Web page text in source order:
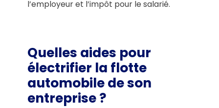
l’employeur et l’impôt pour le salarié.
Quelles aides pour
électrifier la flotte
automobile de son
entreprise ?